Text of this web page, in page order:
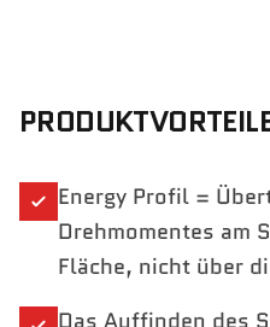
Energy Profil =
Drehmomentes am
Fläche, nicht über
Das Auffinden des